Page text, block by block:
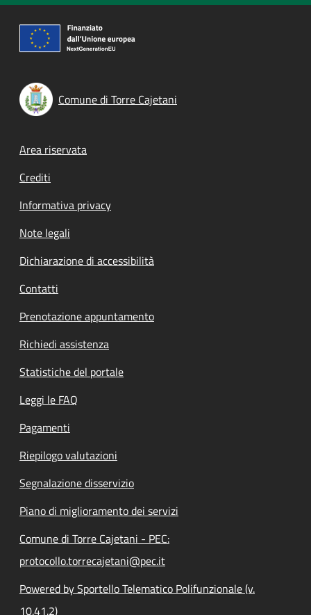
Comune di Torre Cajetani
Footer menu
Area riservata
Crediti
Informativa privacy
Note legali
Dichiarazione di accessibilità
Contatti
Prenotazione appuntamento
Richiedi assistenza
Statistiche del portale
Leggi le FAQ
Pagamenti
Riepilogo valutazioni
Segnalazione disservizio
Piano di miglioramento dei servizi
Comune di Torre Cajetani - PEC:
protocollo.torrecajetani@pec.it
Powered by Sportello Telematico Polifunzionale (v.
10.41.2)